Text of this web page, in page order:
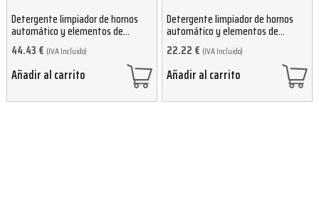
Detergente limpiador de hornos
automático y elementos de
aluminio 12kg
44.43 € (IVA Incluido)
Añadir al carrito
Detergente limpiador de hornos
automático y elementos de
aluminio 6kg
22.22 € (IVA Incluido)
Añadir al carrito